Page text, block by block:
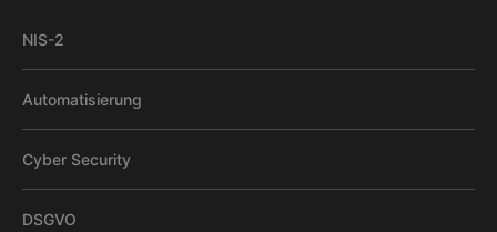
NIS-2
Automatisierung
Cyber Security
DSGVO